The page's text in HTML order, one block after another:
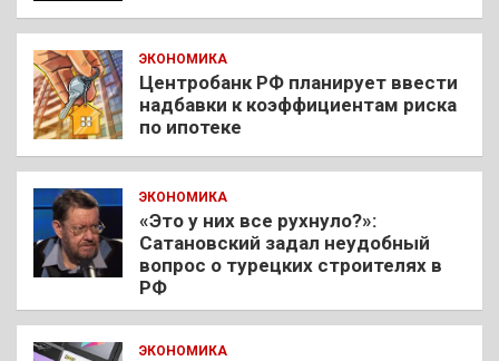
ЭКОНОМИКА
Центробанк РФ планирует ввести
надбавки к коэффициентам риска
по ипотеке
ЭКОНОМИКА
«Это у них все рухнуло?»:
Сатановский задал неудобный
вопрос о турецких строителях в
РФ
ЭКОНОМИКА